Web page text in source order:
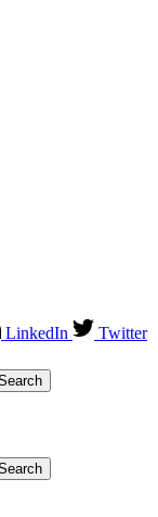
LinkedIn Twitter